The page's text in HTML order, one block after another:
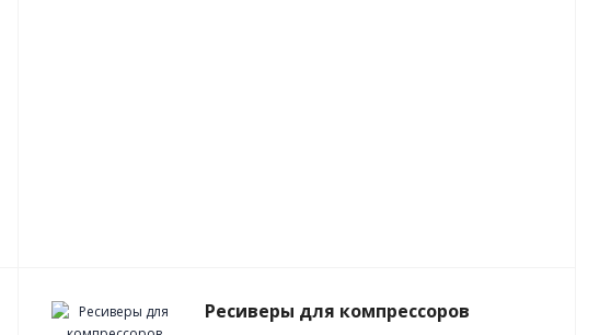
Ресиверы для компрессоров